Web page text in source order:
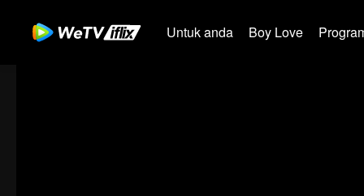
Untuk anda Boy Love